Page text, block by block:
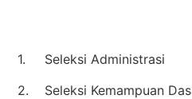
1.
Seleksi Administrasi
2.
Seleksi Kemampuan